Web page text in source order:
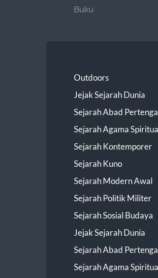
Buku
Outdoors
Jejak Sejarah Dunia
Sejarah Abad
Sejarah Agama
Sejarah Kontemporer
Sejarah Kuno
Sejarah Modern Awal
Sejarah Politik Militer
Sejarah Sosial Budaya
Jejak Sejarah Dunia
Sejarah Abad
Sejarah Agama